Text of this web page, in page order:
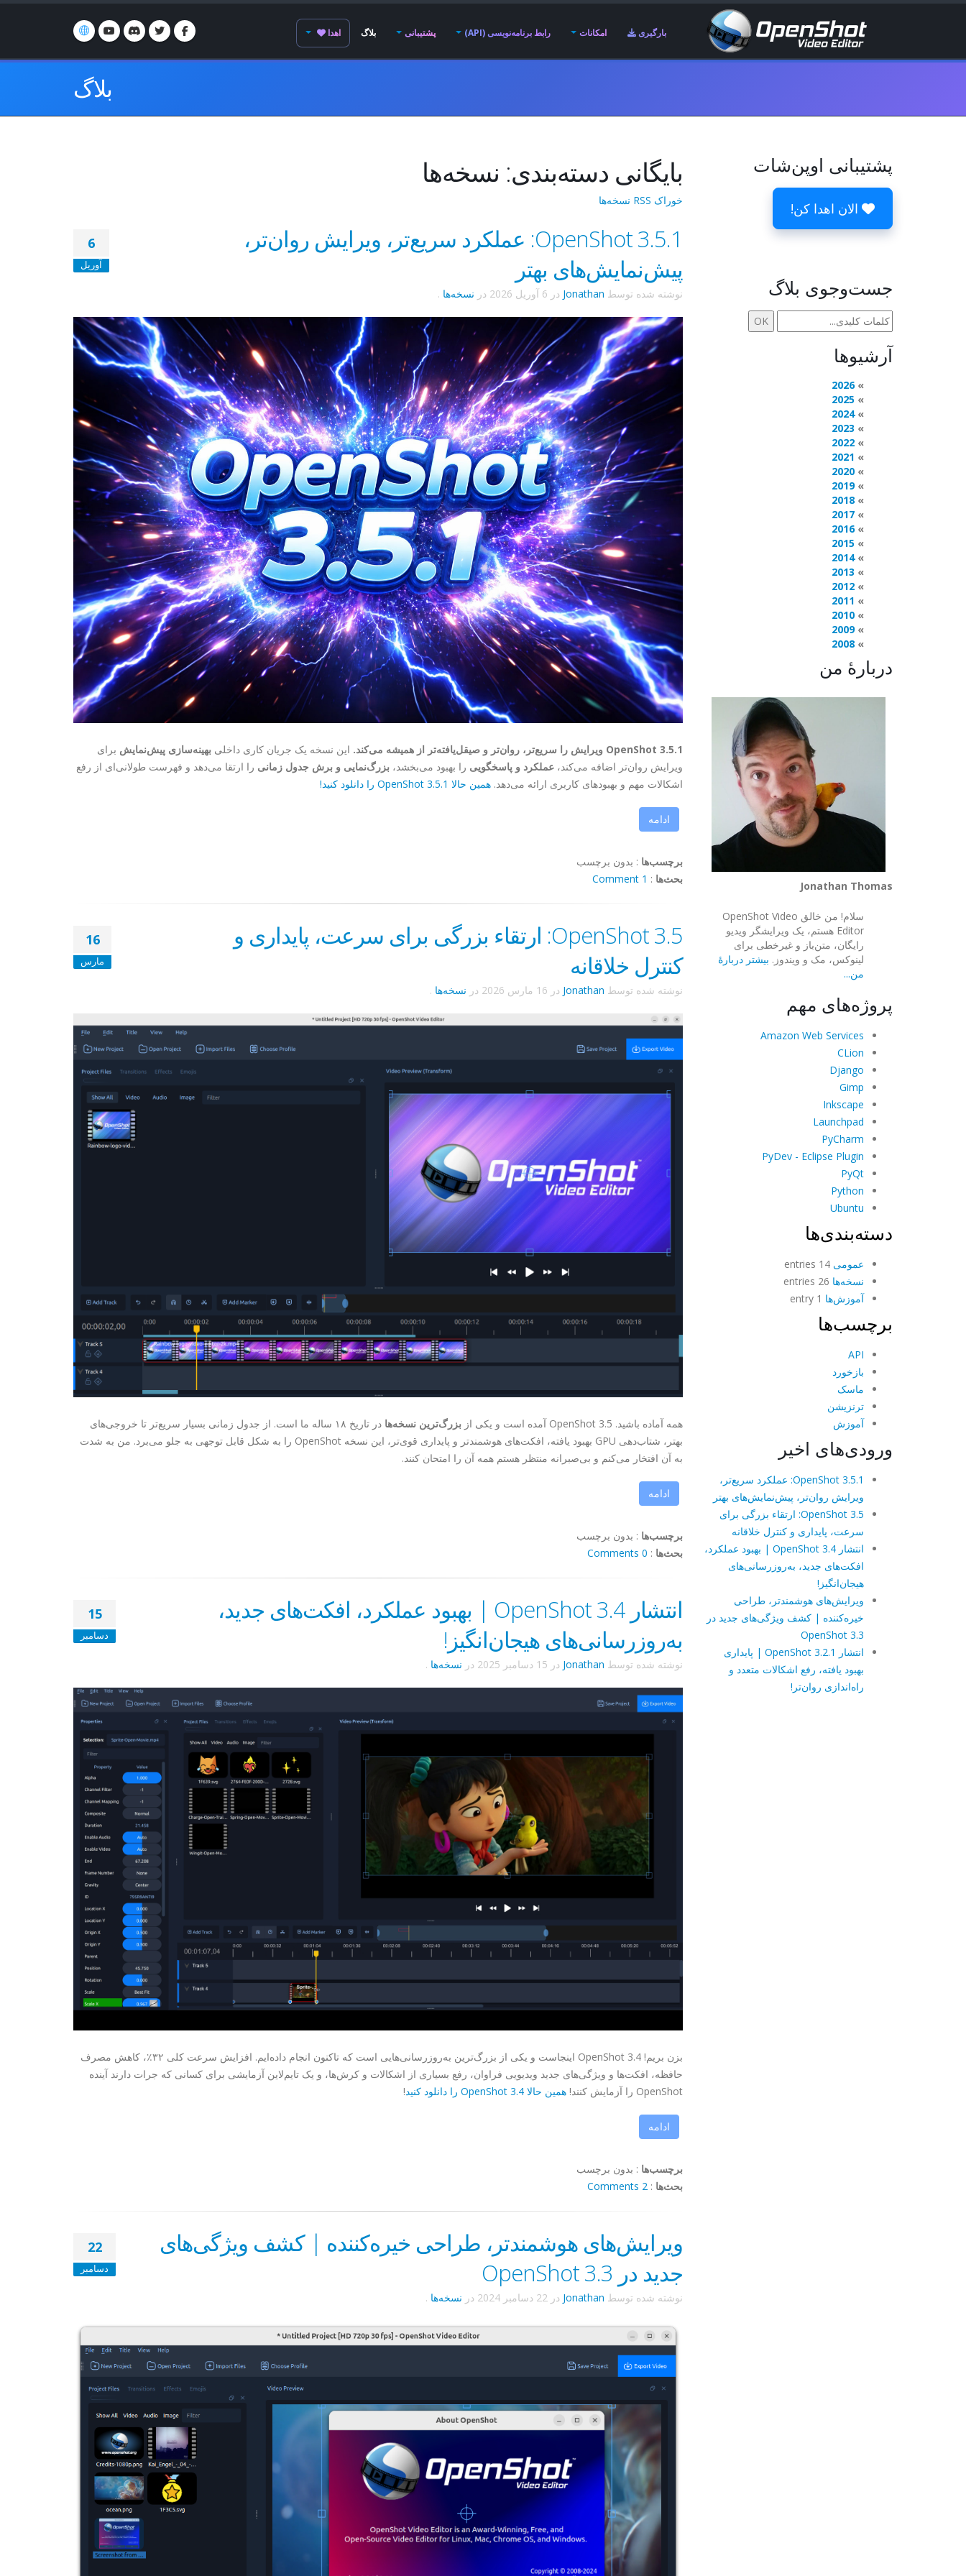
بارگیری امکانات رابط برنامه‌نویسی (API) پشتیبانی بلاگ اهدا
بلاگ
بایگانی دسته‌بندی: نسخه‌ها
خوراک RSS نسخه‌ها
6
آوریل
OpenShot 3.5.1: عملکرد سریع‌تر، ویرایش روان‌تر،
پیش‌نمایش‌های بهتر
نوشته شده توسط Jonathan در 6 آوریل 2026 در نسخه‌ها .
OpenShot 3.5.1 ویرایش را سریع‌تر، روان‌تر و صیقل‌یافته‌تر از همیشه می‌کند. این نسخه یک جریان کاری داخلیبهینه‌سازی پیش‌نمایش برای
ویرایش روان‌تر اضافه می‌کند،عملکرد و پاسخگویی را بهبود می‌بخشد،بزرگ‌نمایی و برش جدول زمانی را ارتقا می‌دهد و فهرست طولانی‌ای از رفع
اشکالات مهم و بهبودهای کاربری ارائه می‌دهد.همین حالا OpenShot 3.5.1 را دانلود کنید!
ادامه
برچسب‌ها : بدون برچسب
بحث‌ها :
1 Comment
16
مارس
OpenShot 3.5: ارتقاء بزرگی برای سرعت، پایداری و
کنترل خلاقانه
نوشته شده توسط Jonathan در 16 مارس 2026 در نسخه‌ها .
همه آماده باشید. OpenShot 3.5 آمده است و یکی از بزرگ‌ترین نسخه‌ها
در تاریخ ۱۸ ساله ما است. از جدول زمانی بسیار سریع‌تر تا خروجی‌های
بهتر، شتاب‌دهی GPU بهبود یافته، افکت‌های هوشمندتر و پایداری قوی‌تر، این نسخه OpenShot را به شکل قابل توجهی به جلو می‌برد. من به شدت
به آن افتخار می‌کنم و بی‌صبرانه منتظر هستم همه آن را امتحان کنند.
ادامه
برچسب‌ها : بدون برچسب
بحث‌ها :
0 Comments
15
دسامبر
انتشار OpenShot 3.4 | بهبود عملکرد، افکت‌های جدید،
به‌روزرسانی‌های هیجان‌انگیز!
نوشته شده توسط Jonathan در 15 دسامبر 2025 در نسخه‌ها .
بزن بریم! OpenShot 3.4 اینجاست و یکی از بزرگ‌ترین به‌روزرسانی‌هایی است که تاکنون انجام داده‌ایم. افزایش سرعت کلی ۳۲٪، کاهش مصرف
حافظه، افکت‌ها و ویژگی‌های جدید ویدیویی فراوان، رفع بسیاری از اشکالات و کرش‌ها، و یک تایم‌لاین آزمایشی برای کسانی که جرات دارند آینده
OpenShot را آزمایش کنند!
همین حالا OpenShot 3.4 را دانلود کنید !
ادامه
برچسب‌ها : بدون برچسب
بحث‌ها :
2 Comments
22
دسامبر
ویرایش‌های هوشمندتر، طراحی خیره‌کننده | کشف ویژگی‌های
جدید در OpenShot 3.3
نوشته شده توسط Jonathan در 22 دسامبر 2024 در نسخه‌ها .
پشتیبانی اوپن‌شات
الان اهدا کن!
جست‌وجوی بلاگ
آرشیوها
2026
2025
2024
2023
2022
2021
2020
2019
2018
2017
2016
2015
2014
2013
2012
2011
2010
2009
2008
دربارهٔ من
Jonathan Thomas
سلام! من خالق OpenShot Video
Editor هستم، یک ویرایشگر ویدیو
رایگان، متن‌باز و غیرخطی برای
لینوکس، مک و ویندوز. بیشتر دربارهٔ
من...
پروژه‌های مهم
Amazon Web Services
CLion
Django
Gimp
Inkscape
Launchpad
PyCharm
PyDev - Eclipse Plugin
PyQt
Python
Ubuntu
دسته‌بندی‌ها
عمومی
نسخه‌ها
آموزش‌ها
برچسب‌ها
API
بازخورد
ماسک
ترنزیشن
آموزش
ورودی‌های اخیر
OpenShot 3.5.1: عملکرد سریع‌تر،
ویرایش روان‌تر، پیش‌نمایش‌های بهتر
OpenShot 3.5: ارتقاء بزرگی برای
سرعت، پایداری و کنترل خلاقانه
انتشار OpenShot 3.4 | بهبود عملکرد،
افکت‌های جدید، به‌روزرسانی‌های
هیجان‌انگیز!
ویرایش‌های هوشمندتر، طراحی
خیره‌کننده | کشف ویژگی‌های جدید در
OpenShot 3.3
انتشار OpenShot 3.2.1 | پایداری
بهبود یافته، رفع اشکالات متعدد و
راه‌اندازی روان‌تر!